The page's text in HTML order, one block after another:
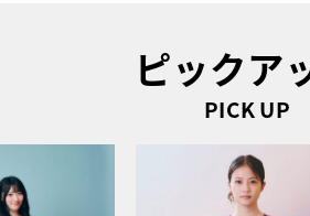
ピックア
PICK UP